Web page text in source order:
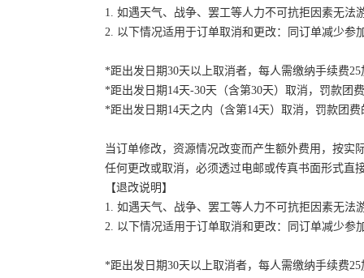
1. 如遇天气、战争、罢工等人力不可抗拒因素无
2. 以下情况适用于订单取消和更改：同订单减少
*距出发日期30天以上取消者，每人需缴纳手续费
*距出发日期14天-30天（含第30天）取消，罚款团
*距出发日期14天之内（含第14天）取消，罚款团费
当订单修改，资源情况改变而产生额外费用，按实
任何更改或取消，必须透过电邮或传真书面形式直
【退改说明】
1. 如遇天气、战争、罢工等人力不可抗拒因素无
2. 以下情况适用于订单取消和更改：同订单减少
*距出发日期30天以上取消者，每人需缴纳手续费